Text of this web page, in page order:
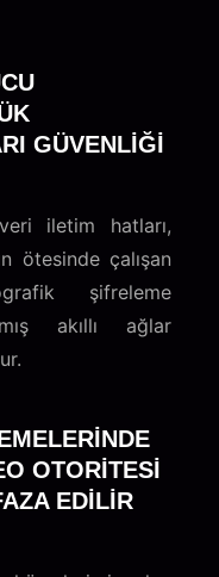
GÜVENLIĞI
iletim hatları,
ötesinde çalışan
şifreleme
akıllı ağlar
OTORITESI
EDILIR